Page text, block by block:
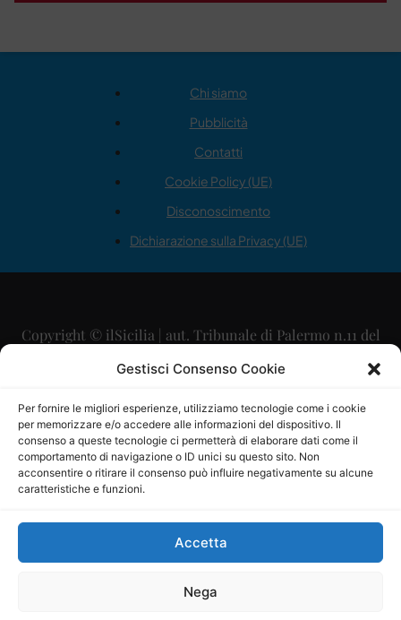
Gestisci Consenso Cookie
Per fornire le migliori esperienze, utilizziamo tecnologie come i cookie
per memorizzare e/o accedere alle informazioni del dispositivo. Il
consenso a queste tecnologie ci permetterà di elaborare dati come il
comportamento di navigazione o ID unici su questo sito. Non
acconsentire o ritirare il consenso può influire negativamente su alcune
caratteristiche e funzioni.
Accetta
Nega
Chi siamo
Pubblicità
Contatti
Cookie Policy (UE)
Disconoscimento
Dichiarazione sulla Privacy (UE)
Copyright © ilSicilia | aut. Tribunale di Palermo n.11 del
29/09/2015
Direttore Editoriale: Maurizio Scaglione
Direttore Responsabile: Maria Calabrese
P.IVA: 06334930820
Mercurio Comunicazione Società Cooperativa a r.l. è
iscritta al Registro degli Operatori di Comunicazione al